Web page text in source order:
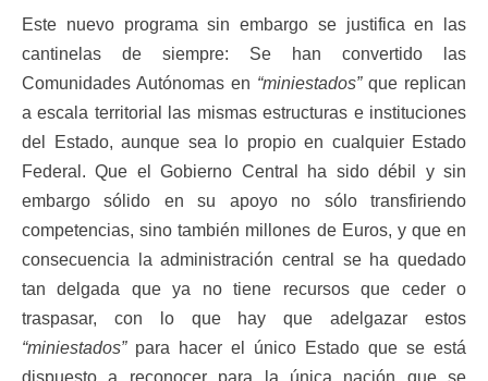
Este nuevo programa sin embargo se justifica en las
cantinelas de siempre: Se han convertido las
Comunidades Autónomas en “miniestados”que replican
a escala territorial las mismas estructuras e instituciones
del Estado, aunque sea lo propio en cualquier Estado
Federal. Que el Gobierno Central ha sido débil y sin
embargo sólido en su apoyo no sólo transfiriendo
competencias, sino también millones de Euros, y que en
consecuencia la administración central se ha quedado
tan delgada que ya no tiene recursos que ceder o
traspasar, con lo que hay que adelgazar estos
“miniestados”para hacer el único Estado que se está
dispuesto a reconocer para la única nación que se